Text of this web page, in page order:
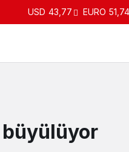
USD 43,77 EURO 51,74